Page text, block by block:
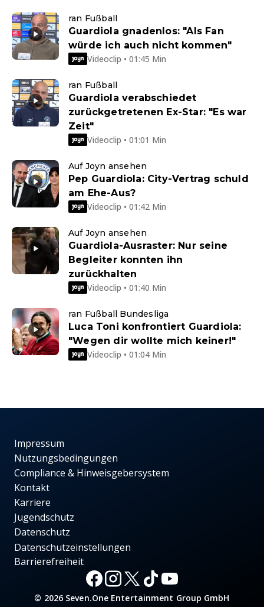
ran Fußball
Guardiola gnadenlos: "Als Fan
würde ich auch nicht kommen"
Videoclip • 01:45 Min
ran Fußball
Guardiola verabschiedet
zurückgetretenen Ex-Star: "Es war
Zeit"
Videoclip • 01:01 Min
Auf Joyn ansehen
Pep Guardiola: City-Vertrag schuld
am Ehe-Aus?
Videoclip • 01:42 Min
Auf Joyn ansehen
Guardiola-Ausraster: Nur seine
Begleiter konnten ihn
zurückhalten
Videoclip • 01:40 Min
ran Fußball Bundesliga
Luca Toni konfrontiert Guardiola:
"Wegen dir wollte mich keiner!"
Videoclip • 01:04 Min
Impressum
Nutzungsbedingungen
Compliance & Hinweisgebersystem
Kontakt
Karriere
Jugendschutz
Datenschutz
Datenschutzeinstellungen
Barrierefreiheit
© 2026 Seven.One Entertainment Group GmbH